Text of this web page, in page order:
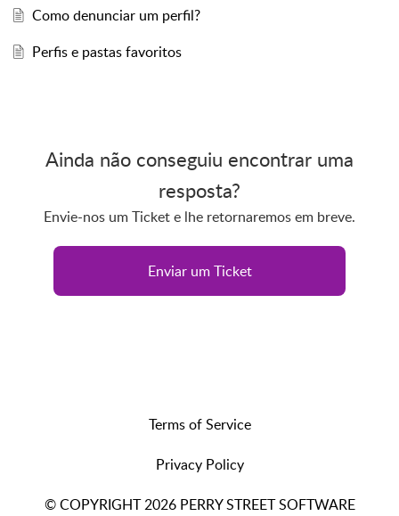
Como denunciar um perfil?
Perfis e pastas favoritos
Ainda não conseguiu encontrar uma
resposta?
Envie-nos um Ticket e lhe retornaremos em breve.
Enviar um Ticket
Terms of Service
Privacy Policy
© COPYRIGHT 2026 PERRY STREET SOFTWARE